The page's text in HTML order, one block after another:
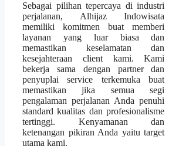
Sebagai pilihan tepercaya di industri
perjalanan, Alhijaz Indowisata
memiliki komitmen buat memberi
layanan yang luar biasa dan
memastikan keselamatan dan
kesejahteraan client kami. Kami
bekerja sama dengan partner dan
penyuplai service terkemuka buat
memastikan jika semua segi
pengalaman perjalanan Anda penuhi
standard kualitas dan profesionalisme
tertinggi. Kenyamanan dan
ketenangan pikiran Anda yaitu target
utama kami.